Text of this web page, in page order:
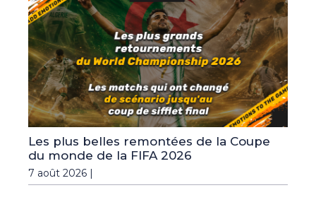
Les plus belles remontées de la Coupe
du monde de la FIFA 2026
7 août 2026 |